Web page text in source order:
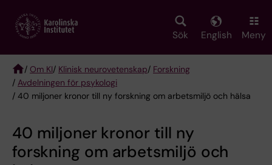
main
Sök English Meny
Breadcrumb
/ Om KI/ Klinisk neurovetenskap/ Forskning
/ Avdelningen för psykologi
/ 40 miljoner kronor till ny forskning om arbetsmiljö och hälsa
40 miljoner kronor till ny
forskning om arbetsmiljö och